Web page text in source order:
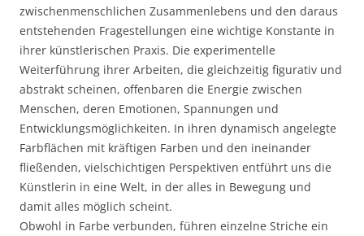
zwischenmenschlichen Zusammenlebens und den daraus
entstehenden Fragestellungen eine wichtige Konstante in
ihrer künstlerischen Praxis. Die experimentelle
Weiterführung ihrer Arbeiten, die gleichzeitig figurativ und
abstrakt scheinen, offenbaren die Energie zwischen
Menschen, deren Emotionen, Spannungen und
Entwicklungsmöglichkeiten. In ihren dynamisch angelegte
Farbflächen mit kräftigen Farben und den ineinander
fließenden, vielschichtigen Perspektiven entführt uns die
Künstlerin in eine Welt, in der alles in Bewegung und
damit alles möglich scheint.
Obwohl in Farbe verbunden, führen einzelne Striche ein